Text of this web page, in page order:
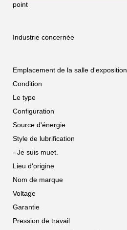
point
Industrie concernée
Emplacement de la salle d'exposition
Condition
Le type
Configuration
Source d'énergie
Style de lubrification
- Je suis muet.
Lieu d'origine
Nom de marque
Voltage
Garantie
Pression de travail